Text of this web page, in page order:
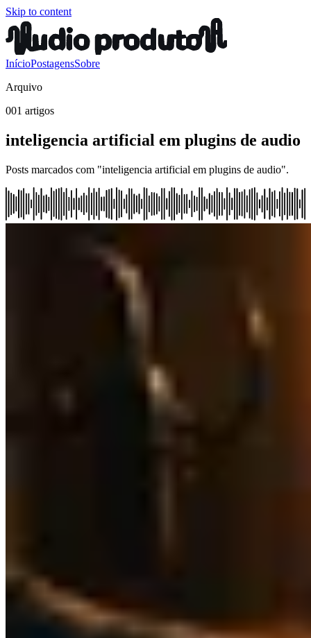
Skip to content
InícioPostagensSobre
Arquivo
001 artigos
inteligencia artificial em plugins de audio
Posts marcados com "inteligencia artificial em plugins de audio".